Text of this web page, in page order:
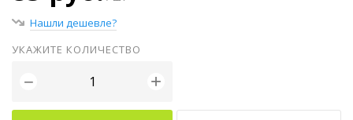
Нашли дешевле?
УКАЖИТЕ КОЛИЧЕСТВО
− +